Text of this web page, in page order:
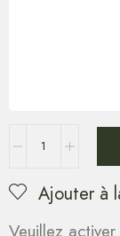
Ajouter à
Veuillez